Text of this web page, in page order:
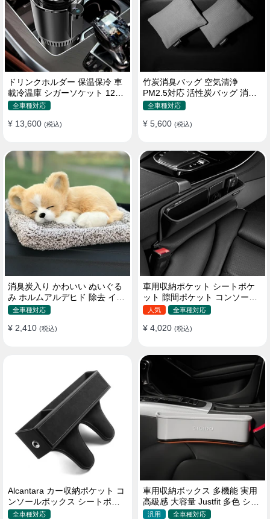
ドリンクホルダー 保温保冷 車
載冷温庫 シガーソケット 12V
車用 車中泊
全車種対応
¥ 13,600 (税込)
竹炭消臭バッグ 空気清浄
PM2.5対応 活性炭バッグ 消臭
車用 デオドラント 繰り返し使
全車種対応
¥ 5,600 (税込)
消臭炭入り かわいい ぬいぐる
み ホルムアルデヒド 除去 イン
テリア 贈り物
全車種対応
¥ 2,410 (税込)
車用収納ポケット シートポケ
ット 隙間ポケット コンソール
ボックス カー用品
人気 全車種対応
¥ 4,020 (税込)
Alcantara カー収納ポケット コ
ンソールボックス シートポケ
ット 隙間ポケットセット
全車種対応
車用収納ボックス 多機能 実用
高級感 大容量 Justfit 多色 シー
トポケット ギャップ 隙間収納
汎用 全車種対応